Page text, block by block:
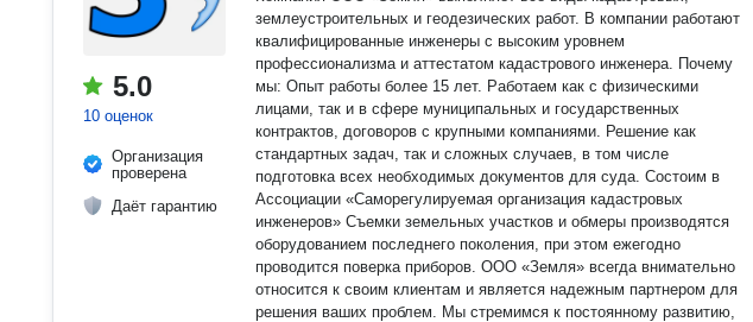
5.0
10 оценок
Организация
проверена
Даёт гарантию
землеустроительных и геодезических работ. В компании работают
квалифицированные инженеры с высоким уровнем
профессионализма и аттестатом кадастрового инженера. Почему
мы: Опыт работы более 15 лет. Работаем как с физическими
лицами, так и в сфере муниципальных и государственных
контрактов, договоров с крупными компаниями. Решение как
стандартных задач, так и сложных случаев, в том числе
подготовка всех необходимых документов для суда. Состоим в
Ассоциации «Саморегулируемая организация кадастровых
инженеров» Съемки земельных участков и обмеры производятся
оборудованием последнего поколения, при этом ежегодно
проводится поверка приборов. ООО «Земля» всегда внимательно
относится к своим клиентам и является надежным партнером для
решения ваших проблем. Мы стремимся к постоянному развитию,